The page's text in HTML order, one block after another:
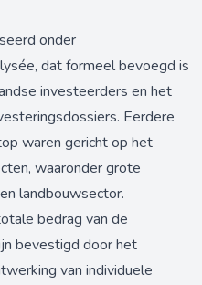
onder
dat formeel bevoegd is
investeerders en het
Eerdere
waren gericht op het
waaronder grote
landbouwsector.
bedrag van de
bevestigd door het
van individuele